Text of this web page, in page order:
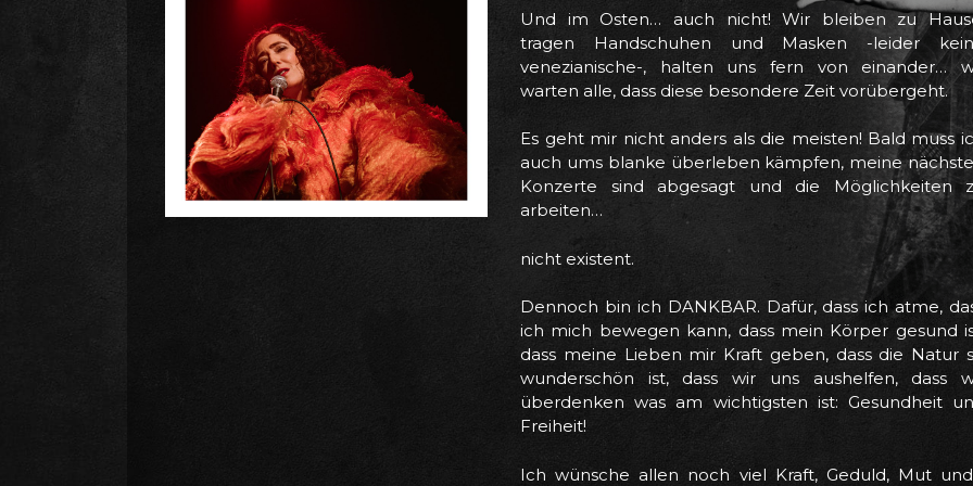
Und im Osten… auch nicht! Wir bleiben zu
tragen Handschuhen und Masken -leider
venezianische-, halten uns fern von einander…
warten alle, dass diese besondere Zeit vorübergeht.
Es geht mir nicht anders als die meisten! Bald muss
auch ums blanke überleben kämpfen, meine
Konzerte sind abgesagt und die Möglichkeiten
arbeiten…
nicht existent.
Dennoch bin ich DANKBAR. Dafür, dass ich atme,
ich mich bewegen kann, dass mein Körper gesund
dass meine Lieben mir Kraft geben, dass die Natur
wunderschön ist, dass wir uns aushelfen, dass
überdenken was am wichtigsten ist: Gesundheit
Freiheit!
Ich wünsche allen noch viel Kraft, Geduld, Mut